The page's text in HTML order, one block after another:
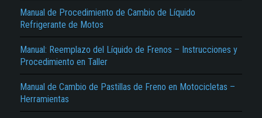
Manual de Procedimiento de Cambio de Líquido
Refrigerante de Motos
Manual: Reemplazo del Líquido de Frenos – Instrucciones y
Procedimiento en Taller
Manual de Cambio de Pastillas de Freno en Motocicletas –
Herramientas